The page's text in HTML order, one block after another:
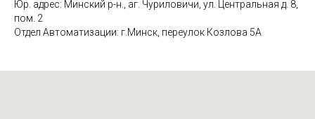
Юр. адрес: Минский р-н., аг. Чуриловичи, ул. Центральная д. 8,
пом. 2
Отдел Автоматизации: г.Минск, переулок Козлова 5А